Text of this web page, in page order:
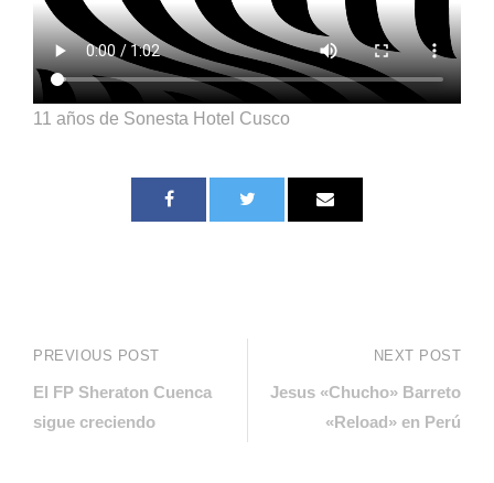
11 años de Sonesta Hotel Cusco
PREVIOUS POST
El FP Sheraton Cuenca
sigue creciendo
NEXT POST
Jesus «Chucho» Barreto
«Reload» en Perú